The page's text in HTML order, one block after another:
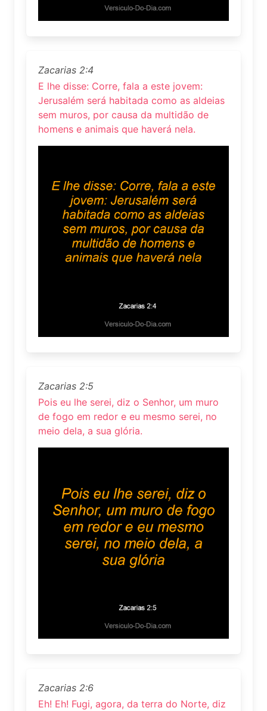
Zacarias 2:4
E lhe disse: Corre, fala a este jovem:
Jerusalém será habitada como as aldeias
sem muros, por causa da multidão de
homens e animais que haverá nela.
Zacarias 2:5
Pois eu lhe serei, diz o Senhor, um muro
de fogo em redor e eu mesmo serei, no
meio dela, a sua glória.
Zacarias 2:6
Eh! Eh! Fugi, agora, da terra do Norte, diz